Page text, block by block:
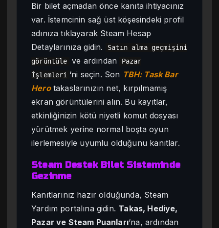
Bir bilet açmadan önce kanıta ihtiyacınız
var. İstemcinin sağ üst köşesindeki profil
adınıza tıklayarak Steam Hesap
Detaylarınıza gidin.
Satın alma geçmişini
görüntüle
ve ardından
Pazar
İşlemleri ‘ni seçin. Son TBH: Task Bar
Herotakaslarınızın net, kırpılmamış
ekran görüntülerini alın. Bu kayıtlar,
etkinliğinizin kötü niyetli komut dosyası
yürütmek yerine normal boşta oyun
ilerlemesiyle uyumlu olduğunu kanıtlar.
Steam Destek Bilet Sisteminde
Gezinme
Kanıtlarınız hazır olduğunda, Steam
Yardım portalına gidin. Takas, Hediye,
Pazar ve Steam Puanları‘na, ardından